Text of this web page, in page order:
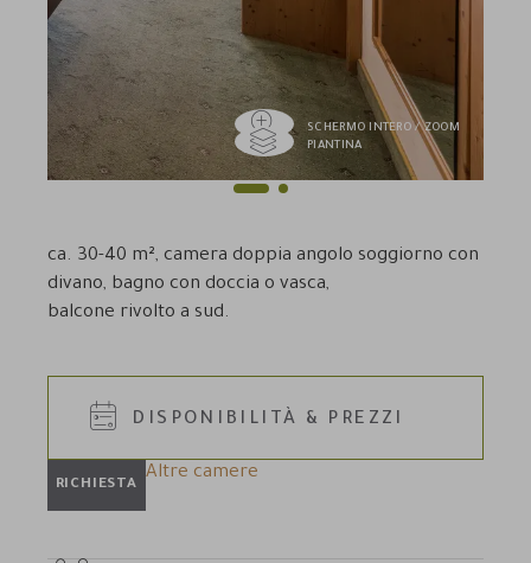
SCHERMO INTERO / ZOOM
PIANTINA
ca. 30-40 m², camera doppia angolo soggiorno con
divano, bagno con doccia o vasca,
balcone rivolto a sud.
RICHIESTA
DISPONIBILITÀ & PREZZI
Altre camere